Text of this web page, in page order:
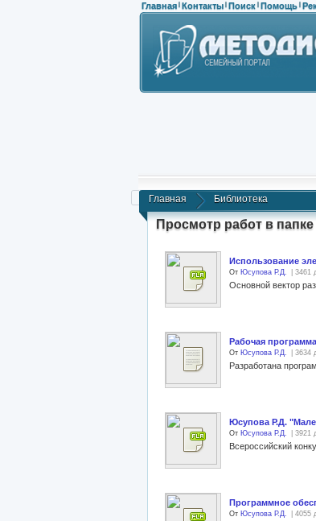
Главная | Контакты | Поиск | Помощь |
Главная Библиотека
Просмотр работ в
Использование
От Юсупова Р.Д. | 3461
Рабочая
От Юсупова Р.Д. | 3634
Разработана
Юсупова Р.Д.
От Юсупова Р.Д. | 3921
Программное
От Юсупова Р.Д. | 4055